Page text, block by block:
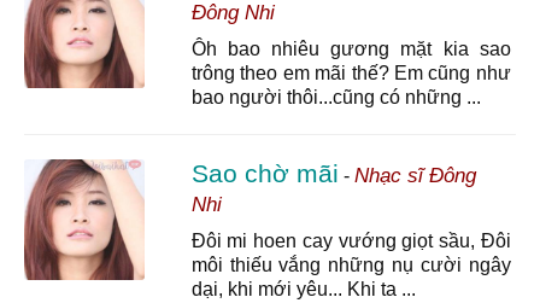
Đông Nhi
Ôh bao nhiêu gương mặt kia sao
trông theo em mãi thế? Em cũng như
bao người thôi...cũng có những ...
Sao chờ mãi - Nhạc sĩ Đông
Nhi
Đôi mi hoen cay vướng giọt sầu, Đôi
môi thiếu vắng những nụ cười ngây
dại, khi mới yêu... Khi ta ...